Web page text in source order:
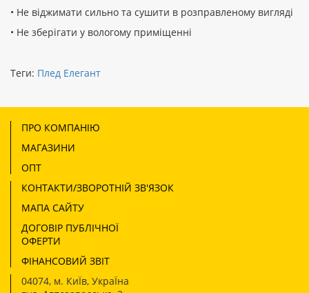
• Не віджимати сильно та сушити в розправленому вигляді
• Не зберігати у вологому приміщенні
Теги: Плед Елегант
ПРО КОМПАНІЮ
МАГАЗИНИ
ОПТ
КОНТАКТИ/ЗВОРОТНІЙ ЗВ'ЯЗОК
МАПА САЙТУ
ДОГОВІР ПУБЛІЧНОЇ
ОФЕРТИ
ФІНАНСОВИЙ ЗВІТ
04074, м. КиЇв, УкраЇна